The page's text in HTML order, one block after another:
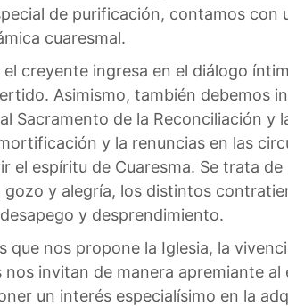
de purificación, contamos con
cuaresmal.
creyente ingresa en el diálogo
Asimismo, también debemos
Sacramento de la Reconciliación y
y la renuncias en las
espíritu de Cuaresma. Se trata
y alegría, los distintos
y desprendimiento.
nos propone la Iglesia, la
invitan de manera apremiante
un interés especialísimo en la